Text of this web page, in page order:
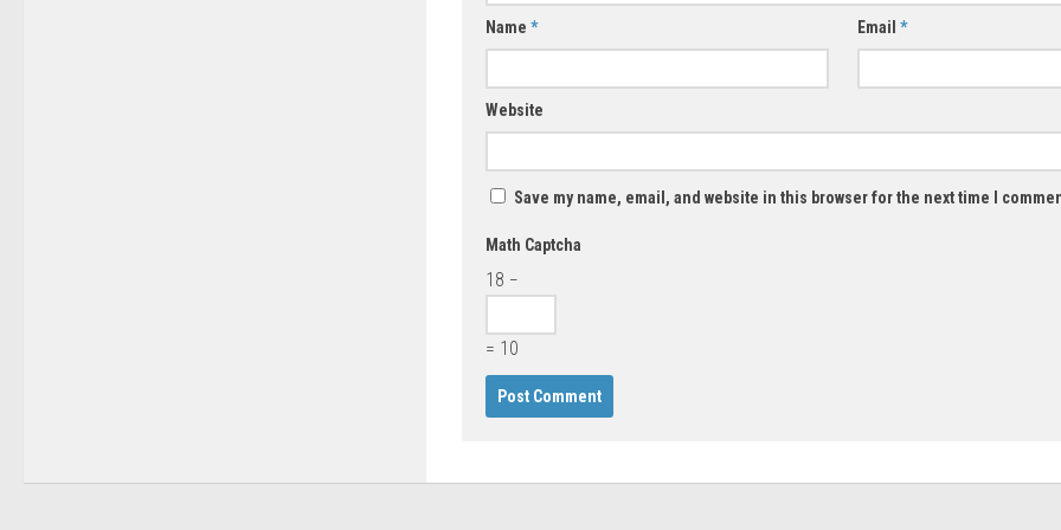
Name * Email*
Website
Save my name, email, and website in this browser for the next time I
Math Captcha
18 −
= 10